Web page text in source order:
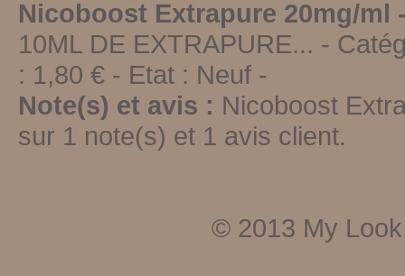
Nicoboost Extrapure 20mg/ml
10ML DE EXTRAPURE... -
: 1,80 € - Etat : Neuf -
Note(s) et avis : Nicoboost
sur 1 note(s) et 1 avis client.
© 2013 My Look